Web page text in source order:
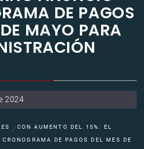
DE PAGOS
MAYO PARA
2024
CON AUMENTO DEL 15%: EL
DE PAGOS DEL MES DE